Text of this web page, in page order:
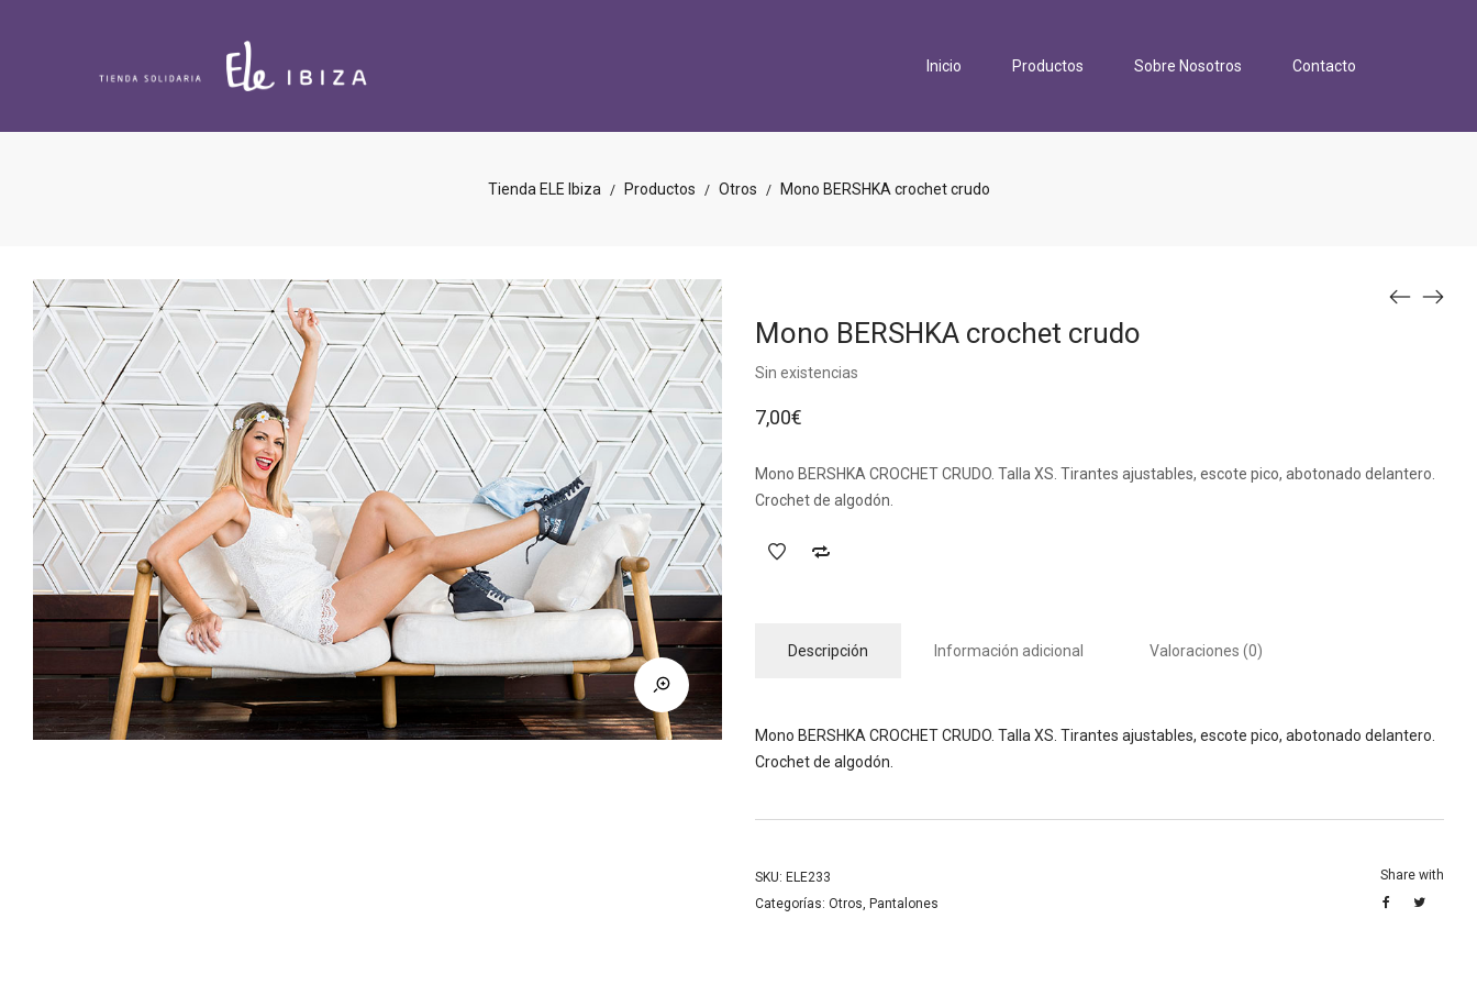
Inicio Productos Sobre Nosotros Contacto
Tienda ELE Ibiza / Productos / Otros / Mono BERSHKA crochet crudo
Mono BERSHKA crochet crudo
Sin existencias
7,00€
Mono BERSHKA CROCHET CRUDO. Talla XS. Tirantes ajustables, escote pico, abotonado delantero.
Crochet de algodón.
Descripción Información adicional Valoraciones (0)
Mono BERSHKA CROCHET CRUDO. Talla XS. Tirantes ajustables, escote pico, abotonado delantero.
Crochet de algodón.
SKU: ELE233
Categorías: Otros Pantalones
Share with